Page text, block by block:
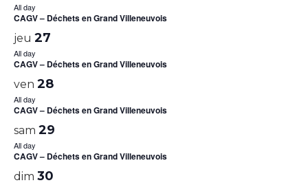
All day
CAGV – Déchets en Grand Villeneuvois
jeu 27
All day
CAGV – Déchets en Grand Villeneuvois
ven 28
All day
CAGV – Déchets en Grand Villeneuvois
sam 29
All day
CAGV – Déchets en Grand Villeneuvois
dim 30